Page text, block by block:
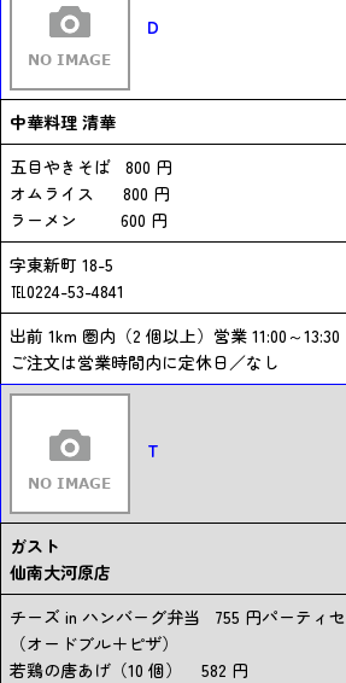
D
中華料理 清華
五目やきそば 800 円
オムライス 800 円
ラーメン 600 円
字東新町 18-5
℡0224-53-4841
出前 1km 圏内（2 個以上）営業 11:00～13:30
ご注文は営業時間内に定休日／なし
T
ガスト
仙南大河原店
チーズ in ハンバーグ弁当 755 円パー
（オードブル＋ピザ）
若鶏の唐あげ（10 個） 582 円